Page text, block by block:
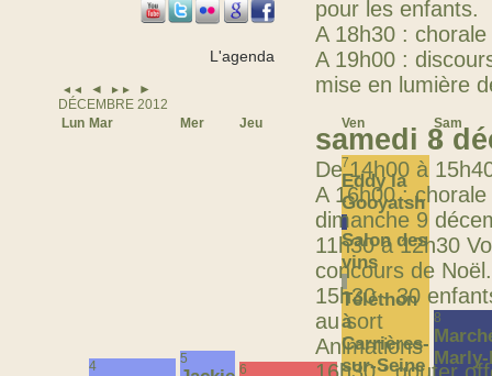
L'agenda
◄◄ ◄ ►►
►
DÉCEMBRE 2012
Lun Mar Mer Jeu Ven
Sam
1
4 5
6
7
Eddy la
Gooyatsh
Salon des
vins
Téléthon
à
Carrières-
sur-Seine
8
pour les enfants.
A 18h30 :
A 19h00 :
mise en lumière
samedi 8
De 14h00 à
A 16h00 :
dimanche 9
11h30 à 12h30
concours de
15h30 - 30
au sort
Animations